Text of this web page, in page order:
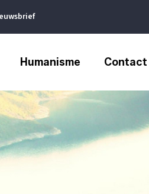
Humanisme Contact